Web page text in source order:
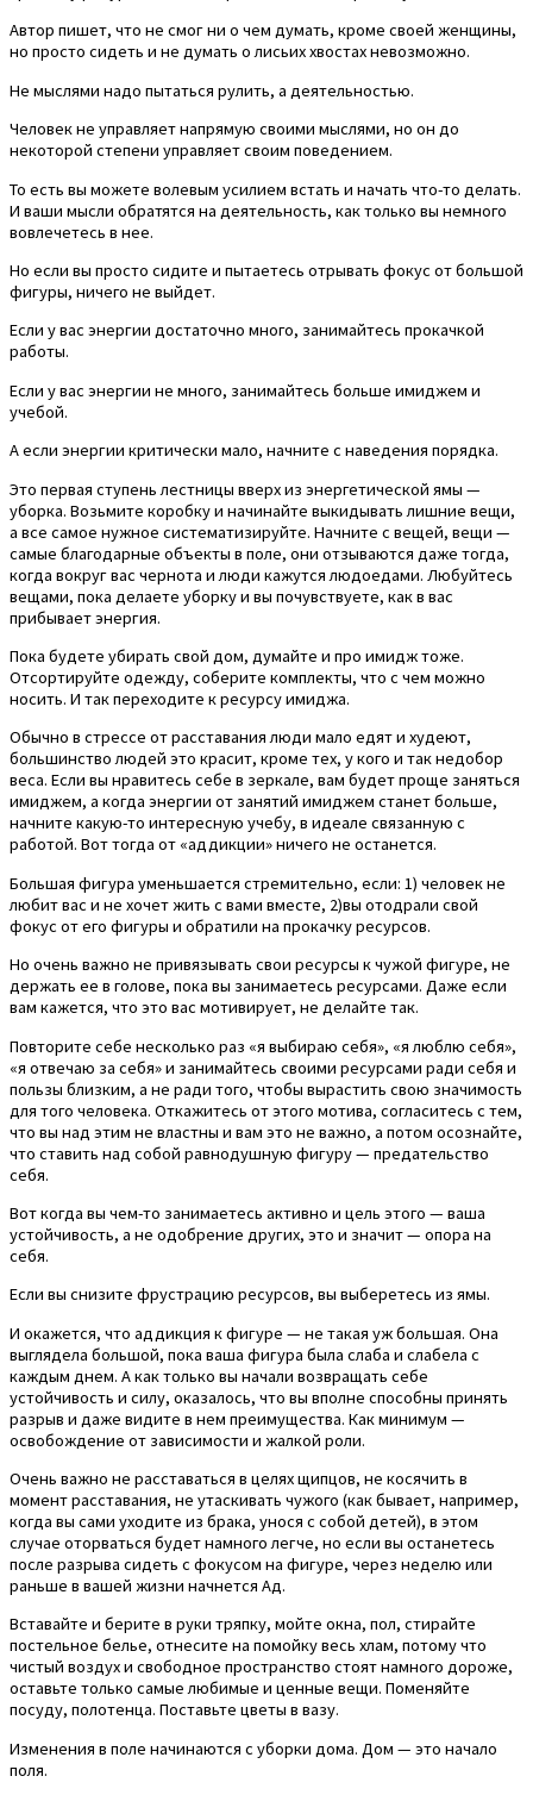
Автор пишет, что не смог ни о чем думать, кроме своей женщины,
но просто сидеть и не думать о лисьих хвостах невозможно.
Не мыслями надо пытаться рулить, а деятельностью.
Человек не управляет напрямую своими мыслями, но он до
некоторой степени управляет своим поведением.
То есть вы можете волевым усилием встать и начать что-то делать.
И ваши мысли обратятся на деятельность, как только вы немного
вовлечетесь в нее.
Но если вы просто сидите и пытаетесь отрывать фокус от большой
фигуры, ничего не выйдет.
Если у вас энергии достаточно много, занимайтесь прокачкой
работы.
Если у вас энергии не много, занимайтесь больше имиджем и
учебой.
А если энергии критически мало, начните с наведения порядка.
Это первая ступень лестницы вверх из энергетической ямы —
уборка. Возьмите коробку и начинайте выкидывать лишние вещи,
а все самое нужное систематизируйте. Начните с вещей, вещи —
самые благодарные объекты в поле, они отзываются даже тогда,
когда вокруг вас чернота и люди кажутся людоедами. Любуйтесь
вещами, пока делаете уборку и вы почувствуете, как в вас
прибывает энергия.
Пока будете убирать свой дом, думайте и про имидж тоже.
Отсортируйте одежду, соберите комплекты, что с чем можно
носить. И так переходите к ресурсу имиджа.
Обычно в стрессе от расставания люди мало едят и худеют,
большинство людей это красит, кроме тех, у кого и так недобор
веса. Если вы нравитесь себе в зеркале, вам будет проще заняться
имиджем, а когда энергии от занятий имиджем станет больше,
начните какую-то интересную учебу, в идеале связанную с
работой. Вот тогда от «аддикции» ничего не останется.
Большая фигура уменьшается стремительно, если: 1) человек не
любит вас и не хочет жить с вами вместе, 2)вы отодрали свой
фокус от его фигуры и обратили на прокачку ресурсов.
Но очень важно не привязывать свои ресурсы к чужой фигуре, не
держать ее в голове, пока вы занимаетесь ресурсами. Даже если
вам кажется, что это вас мотивирует, не делайте так.
Повторите себе несколько раз «я выбираю себя», «я люблю себя»,
«я отвечаю за себя» и занимайтесь своими ресурсами ради себя и
пользы близким, а не ради того, чтобы вырастить свою значимость
для того человека. Откажитесь от этого мотива, согласитесь с тем,
что вы над этим не властны и вам это не важно, а потом осознайте,
что ставить над собой равнодушную фигуру — предательство
себя.
Вот когда вы чем-то занимаетесь активно и цель этого — ваша
устойчивость, а не одобрение других, это и значит — опора на
себя.
Если вы снизите фрустрацию ресурсов, вы выберетесь из ямы.
И окажется, что аддикция к фигуре — не такая уж большая. Она
выглядела большой, пока ваша фигура была слаба и слабела с
каждым днем. А как только вы начали возвращать себе
устойчивость и силу, оказалось, что вы вполне способны принять
разрыв и даже видите в нем преимущества. Как минимум —
освобождение от зависимости и жалкой роли.
Очень важно не расставаться в целях щипцов, не косячить в
момент расставания, не утаскивать чужого (как бывает, например,
когда вы сами уходите из брака, унося с собой детей), в этом
случае оторваться будет намного легче, но если вы останетесь
после разрыва сидеть с фокусом на фигуре, через неделю или
раньше в вашей жизни начнется Ад.
Вставайте и берите в руки тряпку, мойте окна, пол, стирайте
постельное белье, отнесите на помойку весь хлам, потому что
чистый воздух и свободное пространство стоят намного дороже,
оставьте только самые любимые и ценные вещи. Поменяйте
посуду, полотенца. Поставьте цветы в вазу.
Изменения в поле начинаются с уборки дома. Дом — это начало
поля.